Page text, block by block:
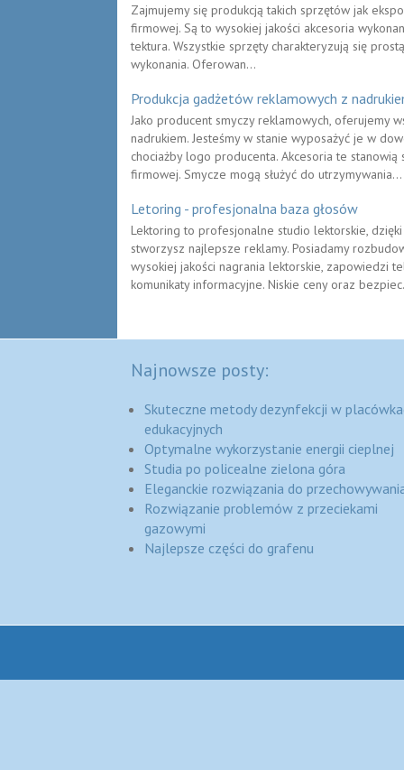
Zajmujemy się produkcją takich sprzętów jak
firmowej. Są to wysokiej jakości akcesoria
tektura. Wszystkie sprzęty charakteryzują się
wykonania. Oferowan...
Produkcja gadżetów reklamowych z
Jako producent smyczy reklamowych, oferujemy
nadrukiem. Jesteśmy w stanie wyposażyć je w
chociażby logo producenta. Akcesoria te
firmowej. Smycze mogą służyć do utrzymywania...
Letoring - profesjonalna baza głosów
Lektoring to profesjonalne studio lektorskie,
stworzysz najlepsze reklamy. Posiadamy
wysokiej jakości nagrania lektorskie, zapowiedzi
komunikaty informacyjne. Niskie ceny oraz
Najnowsze posty:
Skuteczne metody dezynfekcji w
edukacyjnych
Optymalne wykorzystanie energii cieplnej
Studia po policealne zielona góra
Eleganckie rozwiązania do
Rozwiązanie problemów z przeciekami
gazowymi
Najlepsze części do grafenu